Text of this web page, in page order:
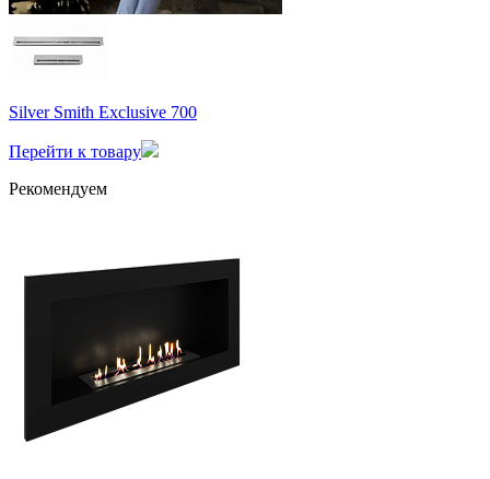
Silver Smith Exclusive 700
Перейти к товару
Рекомендуем